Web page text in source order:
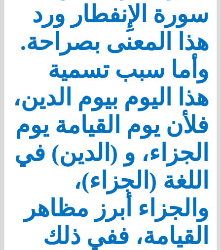
سورة الإِنفطار ورد
هذا المعنى بصراحة.
وأما سبب تسمية
هذا اليوم بيوم الدين،
فلأن يوم القيامة يوم
الجزاء، و (الدين) في
اللغة (الجزاء)،
والجزاء أبرز مظاهر
القيامة، ففي ذلك